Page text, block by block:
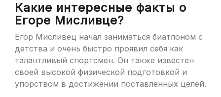
Какие интересные факты о
Егоре Мисливце?
Егор Мисливец начал заниматься биатлоном с
детства и очень быстро проявил себя как
талантливый спортсмен. Он также известен
своей высокой физической подготовкой и
упорством в достижении поставленных целей.